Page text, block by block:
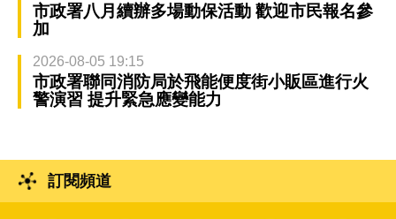
市政署八月續辦多場動保活動 歡迎市民報名參
加
2026-08-05 19:15
市政署聯同消防局於飛能便度街小販區進行火
警演習 提升緊急應變能力
訂閱頻道